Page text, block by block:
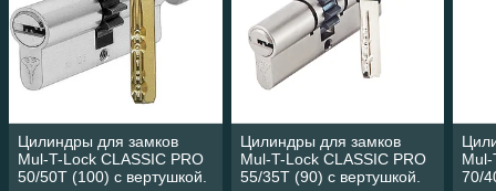
Цилиндры для замков
Mul-T-Lock CLASSIC PRO
50/50Т (100) с вертушкой.
Цилиндры для замков
Mul-T-Lock CLASSIC PRO
55/35Т (90) с вертушкой.
Mul-
70/